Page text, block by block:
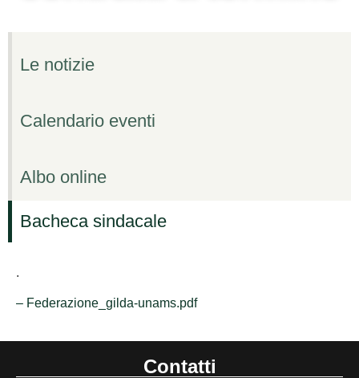
Le notizie
Calendario eventi
Albo online
Bacheca sindacale
.
– Federazione_gilda-unams.pdf
Contatti